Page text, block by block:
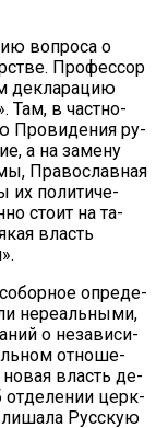
во­про­са о
Про­фес­сор
де­кла­ра­цию
Там, в част­но­
Про­ви­де­ния ру­
а на за­ме­ну
Пра­во­слав­ная
их по­ли­ти­че­
сто­ит на та­
власть
опре­де­
нере­аль­ны­ми,
о неза­ви­си­
от­но­ше­
власть де­
от­де­ле­нии церк­
ли­ша­ла Рус­скую